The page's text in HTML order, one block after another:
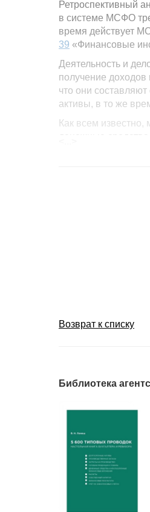
Ретроспективный
в системе МСФО
время действует
39 «Финансовые
Деятельность и
получение доходов
что они
активы, в то же
Как всем
денежные
Возврат к списку
Библиотека